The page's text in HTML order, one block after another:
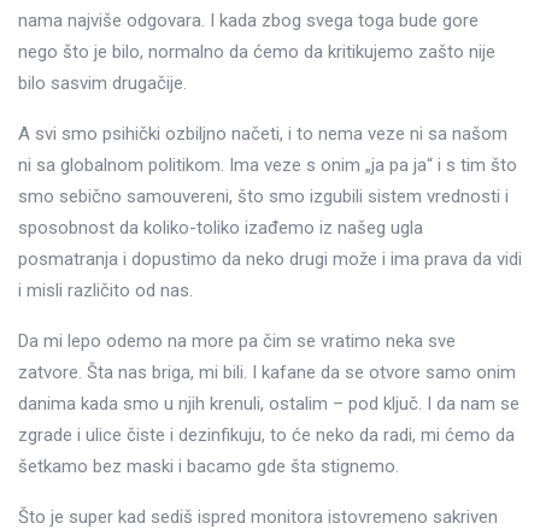
nama najviše odgovara. I kada zbog svega toga bude gore
nego što je bilo, normalno da ćemo da kritikujemo zašto nije
bilo sasvim drugačije.
A svi smo psihički ozbiljno načeti, i to nema veze ni sa našom
ni sa globalnom politikom. Ima veze s onim „ja pa ja“ i s tim što
smo sebično samouvereni, što smo izgubili sistem vrednosti i
sposobnost da koliko-toliko izađemo iz našeg ugla
posmatranja i dopustimo da neko drugi može i ima prava da vidi
i misli različito od nas.
Da mi lepo odemo na more pa čim se vratimo neka sve
zatvore. Šta nas briga, mi bili. I kafane da se otvore samo onim
danima kada smo u njih krenuli, ostalim – pod ključ. I da nam se
zgrade i ulice čiste i dezinfikuju, to će neko da radi, mi ćemo da
šetkamo bez maski i bacamo gde šta stignemo.
Što je super kad sediš ispred monitora istovremeno sakriven